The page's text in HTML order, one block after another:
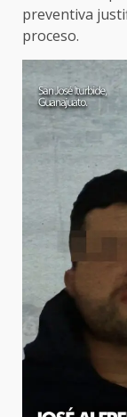
preventiva
proceso.